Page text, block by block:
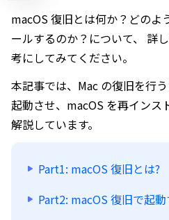
macOS 復旧とは何か？どのよ
ールするのか？について、 詳
考にしてみてください。
本記事では、Mac の復旧を行
起動させ、macOS を再インス
解説しています。
Part1: macOS 復旧とは?
Part2: macOS 復旧で起